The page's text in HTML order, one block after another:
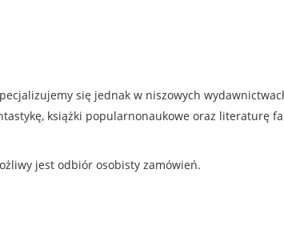
się jednak w niszowych
książki popularnonaukowe oraz literaturę
jest odbiór osobisty zamówień.